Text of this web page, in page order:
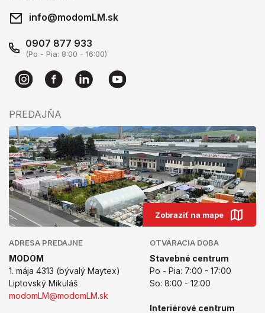
info@modomLM.sk
0907 877 933
(Po - Pia: 8:00 - 16:00)
PREDAJŇA
Zobraziť na mape
ADRESA PREDAJNE
MODOM
1. mája 4313 (bývalý Maytex)
Liptovský Mikuláš
modomLM@modomLM.sk
OTVÁRACIA DOBA
Stavebné centrum
Po - Pia: 7:00 - 17:00
So: 8:00 - 12:00
Interiérové centrum